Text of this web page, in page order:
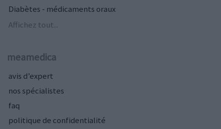
Diabètes - médicaments oraux
Affichez tout...
meamedica
avis d’expert
nos spécialistes
faq
politique de confidentialité